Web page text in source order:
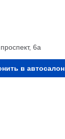
6а
в автосалон